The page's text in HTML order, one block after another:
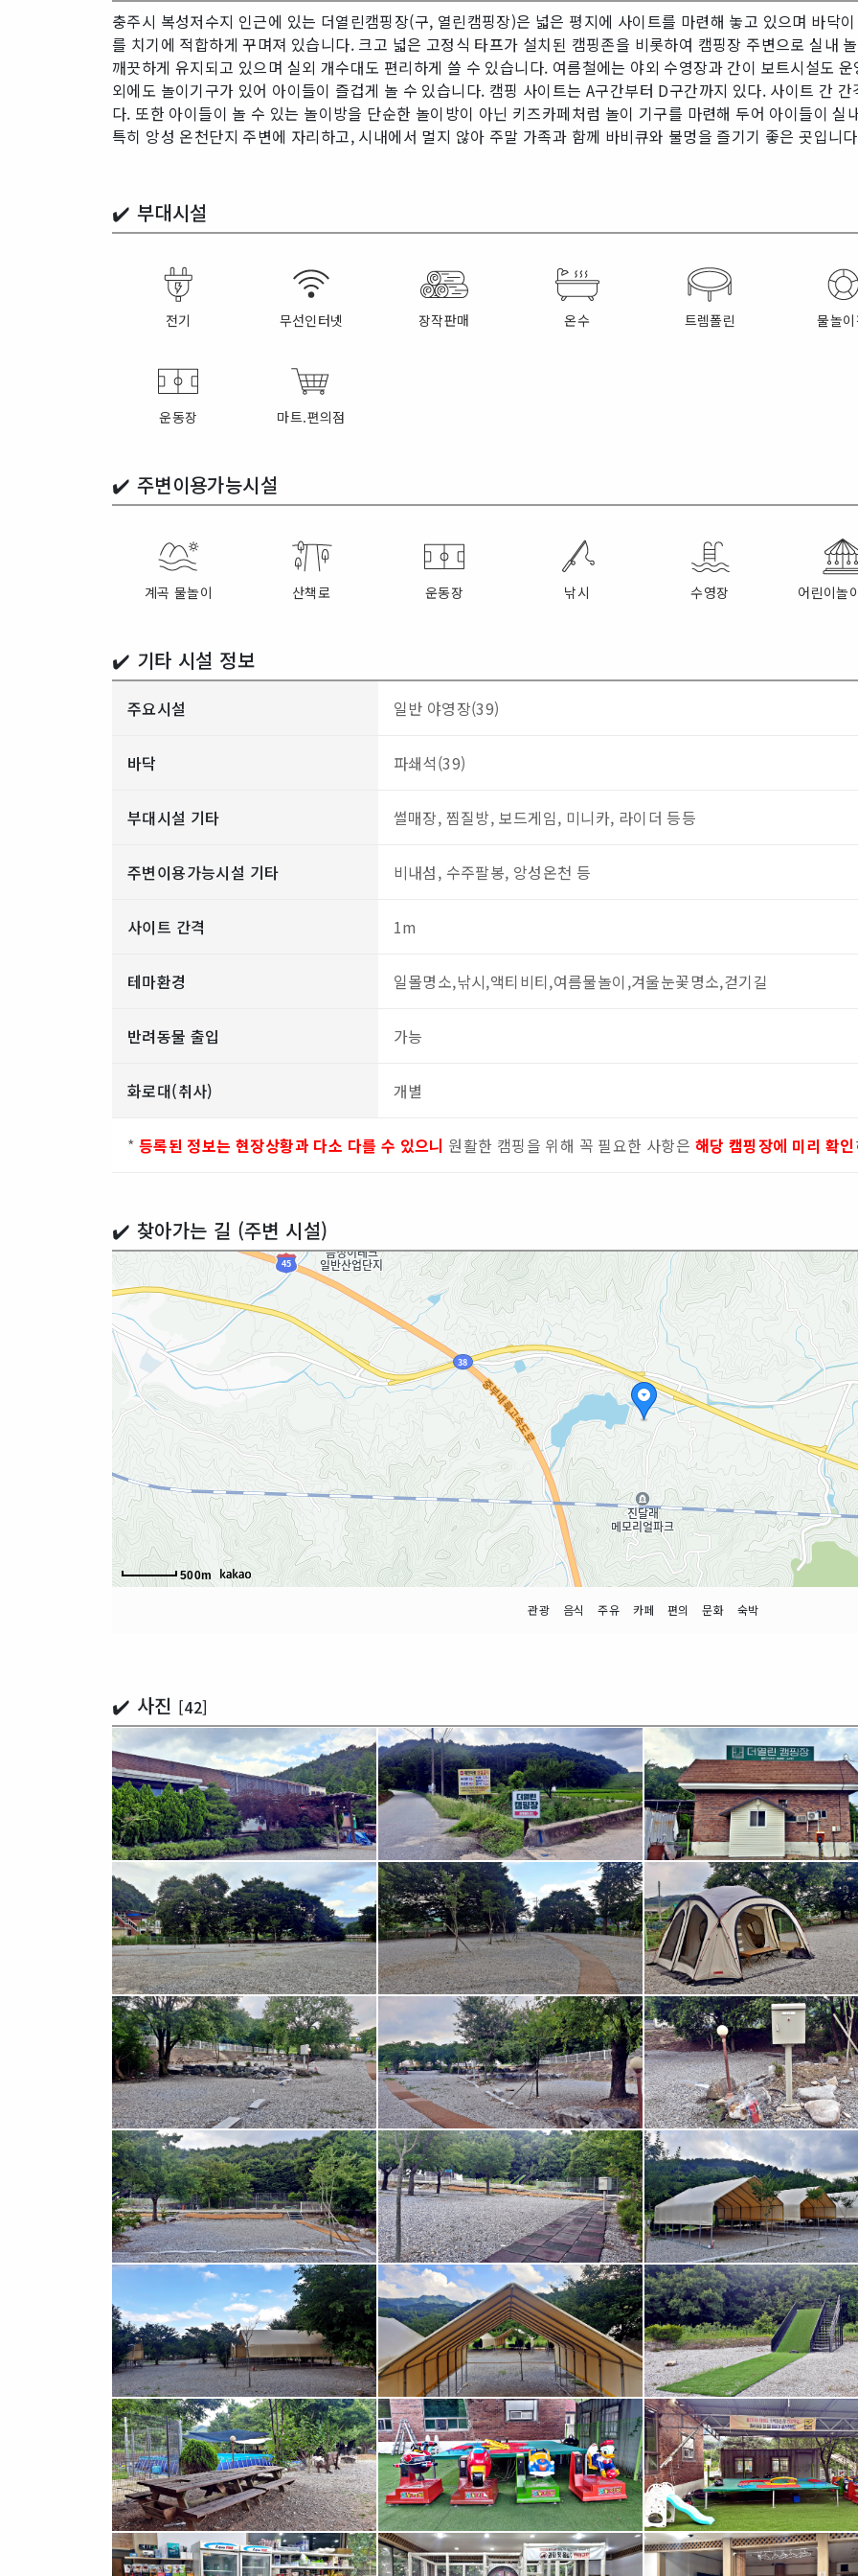
충주시 복성저수지 인근에 있는 더열린캠핑장(구, 열린캠핑장)은 넓은 평지에 사이트를 마련해 놓고 있으며 바닥
를 치기에 적합하게 꾸며져 있습니다. 크고 넓은 고정식 타프가 설치된 캠핑존을 비롯하여 캠핑장 주변으로 실내
깨끗하게 유지되고 있으며 실외 개수대도 편리하게 쓸 수 있습니다. 여름철에는 야외 수영장과 간이 보트시설도
외에도 놀이기구가 있어 아이들이 즐겁게 놀 수 있습니다. 캠핑 사이트는 A구간부터 D구간까지 있다. 사이트 간
다. 또한 아이들이 놀 수 있는 놀이방을 단순한 놀이방이 아닌 키즈카페처럼 놀이 기구를 마련해 두어 아이들이
특히 앙성 온천단지 주변에 자리하고, 시내에서 멀지 않아 주말 가족과 함께 바비큐와 불멍을 즐기기 좋은 곳입니
✔️ 부대시설
전기 무선인터넷 장작판매 온수 트렘폴린 물놀
운동장 마트.편의점
✔️ 주변이용가능시설
계곡 물놀이 산책로 운동장 낚시 수영장 어린이놀
✔️ 기타 시설 정보
주요시설 일반 야영장(39)
바닥 파쇄석(39)
부대시설 기타 썰매장, 찜질방, 보드게임, 미니카, 라이더 등등
주변이용가능시설 기타 비내섬, 수주팔봉, 앙성온천 등
사이트 간격 1m
테마환경 일몰명소,낚시,액티비티,여름물놀이,겨울눈꽃명소,걷기길
반려동물 출입 가능
화로대(취사) 개별
* 등록된 정보는 현장상황과 다소 다를 수 있으니 원활한 캠핑을 위해 꼭 필요한 사항은 해당 캠핑장에 미리 확인
✔️ 찾아가는 길 (주변 시설)
500m
관광 음식 주유 카페 편의 문화 숙박
✔️ 사진 [42]